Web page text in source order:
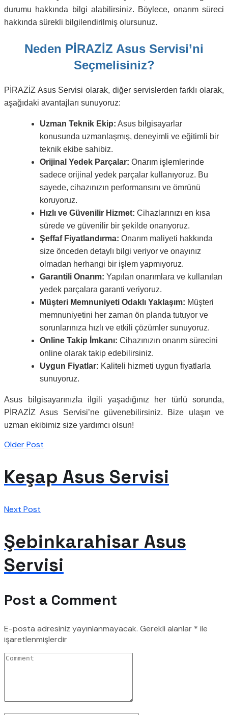
durumu hakkında bilgi alabilirsiniz. Böylece, onarım süreci
hakkında sürekli bilgilendirilmiş olursunuz.
Neden PİRAZİZ Asus Servisi’ni
Seçmelisiniz?
PİRAZİZ Asus Servisi olarak, diğer servislerden farklı olarak,
aşağıdaki avantajları sunuyoruz:
Uzman Teknik Ekip: Asus bilgisayarlar
konusunda uzmanlaşmış, deneyimli ve eğitimli bir
teknik ekibe sahibiz.
Orijinal Yedek Parçalar: Onarım işlemlerinde
sadece orijinal yedek parçalar kullanıyoruz. Bu
sayede, cihazınızın performansını ve ömrünü
koruyoruz.
Hızlı ve Güvenilir Hizmet: Cihazlarınızı en kısa
sürede ve güvenilir bir şekilde onarıyoruz.
Şeffaf Fiyatlandırma: Onarım maliyeti hakkında
size önceden detaylı bilgi veriyor ve onayınız
olmadan herhangi bir işlem yapmıyoruz.
Garantili Onarım: Yapılan onarımlara ve kullanılan
yedek parçalara garanti veriyoruz.
Müşteri Memnuniyeti Odaklı Yaklaşım: Müşteri
memnuniyetini her zaman ön planda tutuyor ve
sorunlarınıza hızlı ve etkili çözümler sunuyoruz.
Online Takip İmkanı: Cihazınızın onarım sürecini
online olarak takip edebilirsiniz.
Uygun Fiyatlar: Kaliteli hizmeti uygun fiyatlarla
sunuyoruz.
Asus bilgisayarınızla ilgili yaşadığınız her türlü sorunda,
PİRAZİZ Asus Servisi’ne güvenebilirsiniz. Bize ulaşın ve
uzman ekibimiz size yardımcı olsun!
Older Post
Keşap Asus Servisi
Next Post
Şebinkarahisar Asus
Servisi
Post a Comment
E-posta adresiniz yayınlanmayacak. Gerekli alanlar * ile
işaretlenmişlerdir